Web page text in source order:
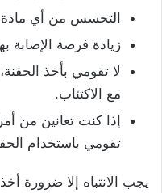
التحسس من أي مادة
زيادة فرصة الإصابة
لا تقومي بأخذ
مع الاكتئاب.
إذا كنت تعانين من
تقومي باستخدام
يجب الانتباه إلا ضرورة